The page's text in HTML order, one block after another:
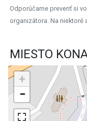
Odporúčame preveriť si
organizátora. Na niektoré
MIESTO
+
−